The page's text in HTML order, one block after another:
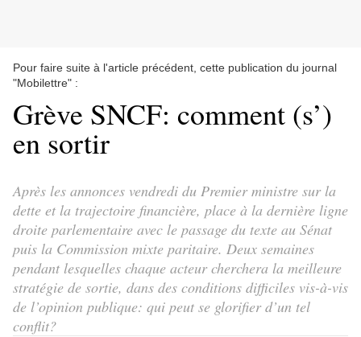
Pour faire suite à l'article précédent, cette publication du journal
"Mobilettre" :
Grève SNCF: comment (s’)
en sortir
Après les annonces vendredi du Premier ministre sur la
dette et la trajectoire financière, place à la dernière ligne
droite parlementaire avec le passage du texte au Sénat
puis la Commission mixte paritaire. Deux semaines
pendant lesquelles chaque acteur cherchera la meilleure
stratégie de sortie, dans des conditions difficiles vis-à-vis
de l’opinion publique: qui peut se glorifier d’un tel
conflit?